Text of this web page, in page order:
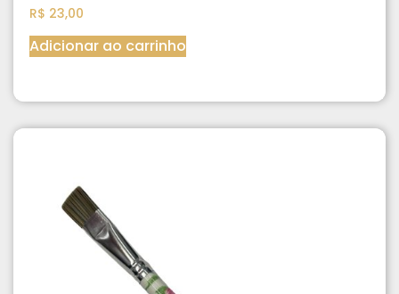
R$ 23,00
Adicionar ao carrinho